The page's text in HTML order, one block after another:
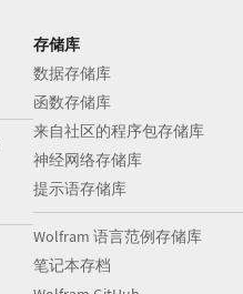
存储库
数据存储库
函数存储库
来自社区的程序包存储库
神经网络存储库
提示语存储库
Wolfram 语言范例存储库
笔记本存档